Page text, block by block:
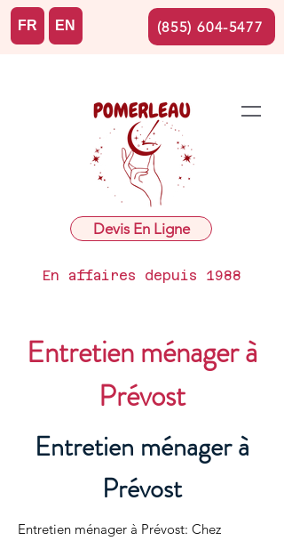
Devis En Ligne
En affaires depuis 1988
FR EN (855) 604-5477
Entretien ménager à
Prévost
Entretien ménager à
Prévost
Entretien ménager à Prévost: Chez